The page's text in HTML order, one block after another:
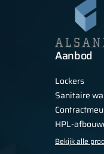
Aanbod
Lockers
Sanitaire
HPL-
Bekijk alle